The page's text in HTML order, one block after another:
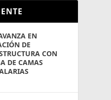
EN
DE
CON
DE CAMAS